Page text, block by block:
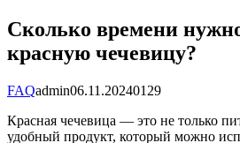
Сколько времени
красную чечевицу?
FAQadmin06.11.20240129
Красная чечевица — это не только
удобный продукт, который можно